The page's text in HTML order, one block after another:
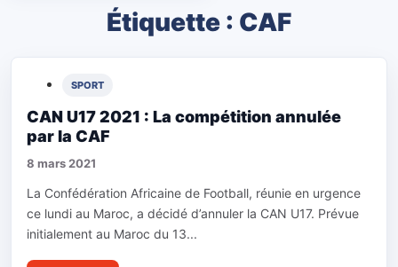
Étiquette : CAF
SPORT
CAN U17 2021 : La compétition annulée
par la CAF
8 mars 2021
La Confédération Africaine de Football, réunie en urgence
ce lundi au Maroc, a décidé d’annuler la CAN U17. Prévue
initialement au Maroc du 13...